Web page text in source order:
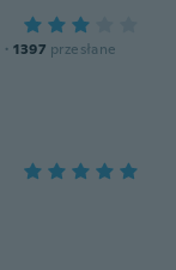
· 1397 przesłane